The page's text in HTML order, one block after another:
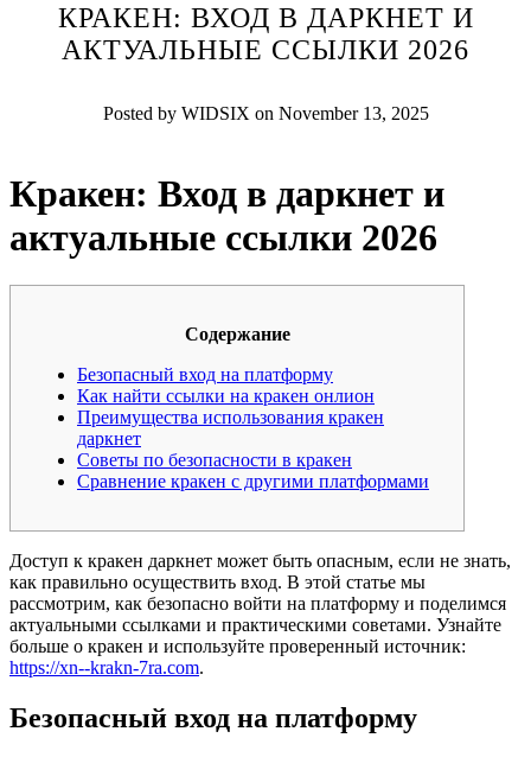
КРАКЕН: ВХОД В ДАРКНЕТ И
АКТУАЛЬНЫЕ ССЫЛКИ 2026
Posted by WIDSIX on November 13, 2025
Кракен: Вход в даркнет и
актуальные ссылки 2026
Содержание
Безопасный вход на платформу
Как найти ссылки на кракен онлион
Преимущества использования кракен
даркнет
Советы по безопасности в кракен
Сравнение кракен с другими платформами
Доступ к кракен даркнет может быть опасным, если не знать,
как правильно осуществить вход. В этой статье мы
рассмотрим, как безопасно войти на платформу и поделимся
актуальными ссылками и практическими советами. Узнайте
больше о кракен и используйте проверенный источник:
https://xn--krakn-7ra.com.
Безопасный вход на платформу